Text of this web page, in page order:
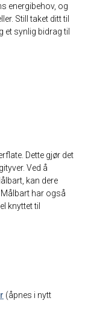
energibehov, og
Still taket ditt til
synlig bidrag til
Dette gjør det
Ved å
kan dere
har også
knyttet til
(åpnes i nytt